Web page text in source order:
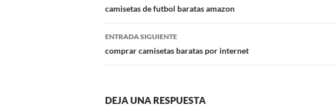
de
entradas
camisetas de futbol baratas amazon
ENTRADA SIGUIENTE
comprar camisetas baratas por internet
DEJA UNA RESPUESTA